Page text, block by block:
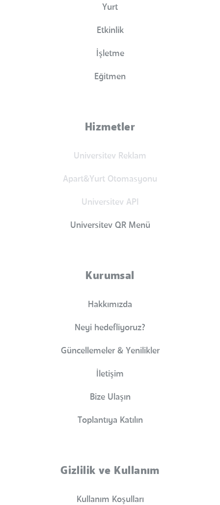
Yurt
Etkinlik
İşletme
Eğitmen
Hizmetler
Universitev Reklam
Apart&Yurt Otomasyonu
Universitev API
Universitev QR Menü
Kurumsal
Hakkımızda
Neyi hedefliyoruz?
Güncellemeler & Yenilikler
İletişim
Bize Ulaşın
Toplantıya Katılın
Gizlilik ve Kullanım
Kullanım Koşulları